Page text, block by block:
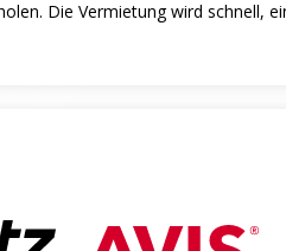
Die Vermietung wird schnell,